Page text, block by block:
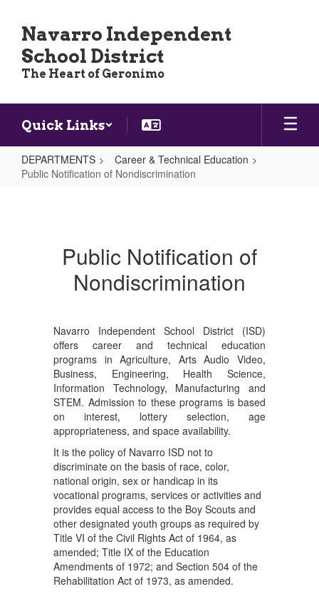
main
content
Navarro Independent
School District
The Heart of Geronimo
Quick Links
DEPARTMENTS
Career & Technical Education
Public Notification of Nondiscrimination
Nondiscrimination
Public Notification of
Nondiscrimination
Navarro Independent School District (ISD)
offers career and technical education
programs in Agriculture, Arts Audio Video,
Business, Engineering, Health Science,
Information Technology, Manufacturing and
STEM. Admission to these programs is based
on interest, lottery selection, age
appropriateness, and space availability.
It is the policy of Navarro ISD not to
discriminate on the basis of race, color,
national origin, sex or handicap in its
vocational programs, services or activities and
provides equal access to the Boy Scouts and
other designated youth groups as required by
Title VI of the Civil Rights Act of 1964, as
amended; Title IX of the Education
Amendments of 1972; and Section 504 of the
Rehabilitation Act of 1973, as amended.